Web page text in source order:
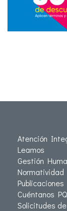
Atención
Leamos
Gestión
Publicaciones
Cuéntanos
Solicitudes